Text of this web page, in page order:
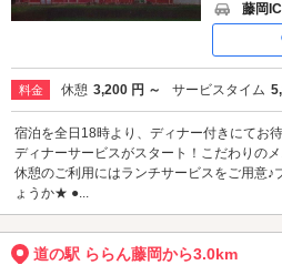
藤岡IC
料金 休憩 3,200 円 ～ サービスタイム
宿泊を全日18時より、ディナー付きにてお
ディナーサービスがスタート！こだわりの
休憩のご利用にはランチサービスをご用意♪
ょうか★ ●...
道の駅 ららん藤岡から3.0km